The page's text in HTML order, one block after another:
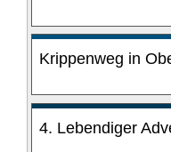
Krippenweg in
4. Lebendiger